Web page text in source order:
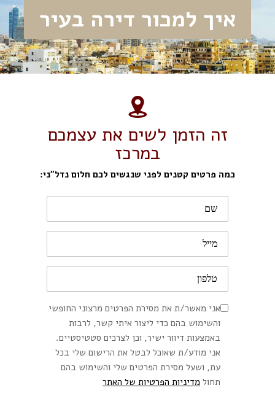
איך למכור דירה בעיר
זה הזמן לשים את עצמכם
במרכז
כמה פרטים קטנים לפני שנגשים לכם חלום נדל"ני:
אני מאשר/ת את מסירת הפרטים מרצוני החופשי
והשימוש בהם כדי ליצור איתי קשר, לרבות
באמצעות דיוור ישיר, וכן לצרכים סטטיסטיים.
אני מודע/ת שאוכל לבטל את הרישום שלי בכל
עת, ושעל מסירת הפרטים שלי והשימוש בהם
תחול מדיניות הפרטיות של האתר